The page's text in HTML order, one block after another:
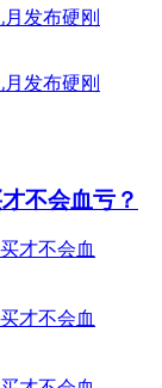
不会血亏？